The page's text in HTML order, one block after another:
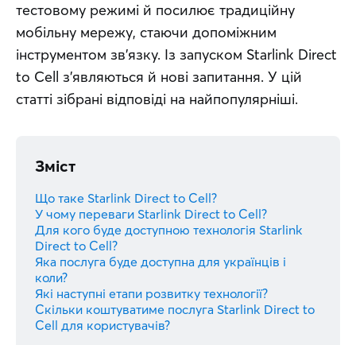
тестовому режимі й посилює традиційну
мобільну мережу, стаючи допоміжним
інструментом зв’язку. Із запуском Starlink Direct
to Cell з’являються й нові запитання. У цій
статті зібрані відповіді на найпопулярніші.
Зміст
Що таке Starlink Direct to Cell?
У чому переваги Starlink Direct to Cell?
Для кого буде доступною технологія Starlink
Direct to Cell?
Яка послуга буде доступна для українців і
коли?
Які наступні етапи розвитку технології?
Скільки коштуватиме послуга Starlink Direct to
Cell для користувачів?